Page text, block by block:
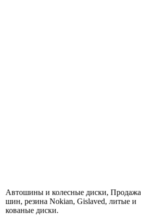
Автошины и колесные диски, Продажа
шин, резина Nokian, Gislaved, литые и
кованые диски.